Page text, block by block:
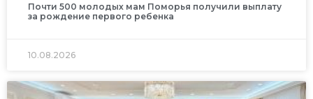
Почти 500 молодых мам Поморья получили выплату
за рождение первого ребенка
10.08.2026